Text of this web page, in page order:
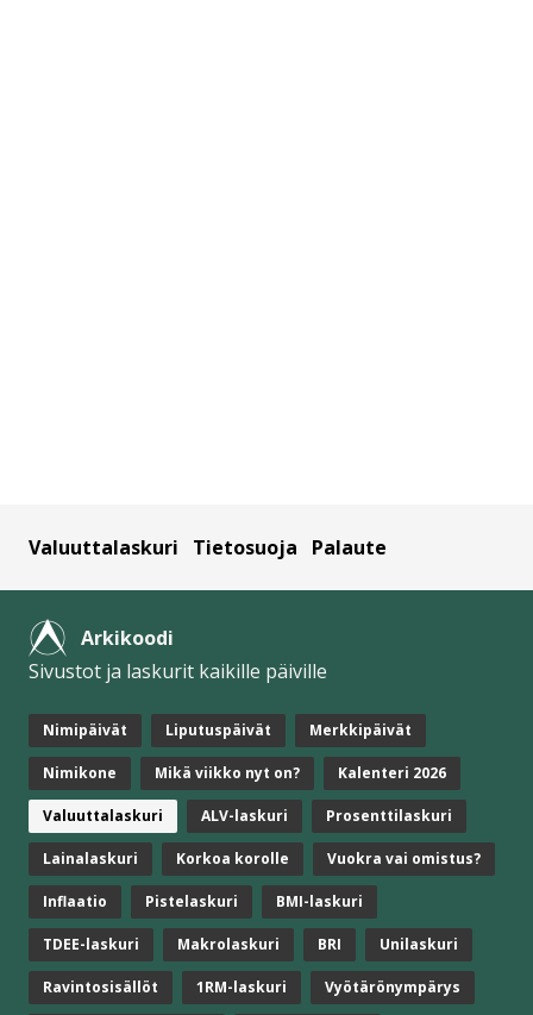
Valuuttalaskuri Tietosuoja Palaute
Arkikoodi
Sivustot ja laskurit kaikille päiville
Nimipäivät Liputuspäivät Merkkipäivät
Nimikone Mikä viikko nyt on? Kalenteri 2026
Valuuttalaskuri ALV-laskuri Prosenttilaskuri
Lainalaskuri Korkoa korolle Vuokra vai omistus?
Inflaatio Pistelaskuri BMI-laskuri
TDEE-laskuri Makrolaskuri BRI Unilaskuri
Ravintosisällöt 1RM-laskuri Vyötärönympärys